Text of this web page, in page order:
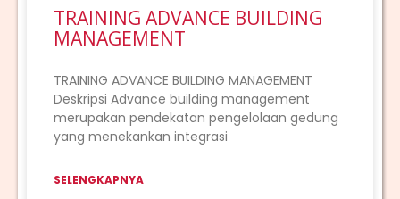
TRAINING ADVANCE BUILDING
MANAGEMENT
TRAINING ADVANCE BUILDING MANAGEMENT
Deskripsi Advance building management
merupakan pendekatan pengelolaan gedung
yang menekankan integrasi
SELENGKAPNYA